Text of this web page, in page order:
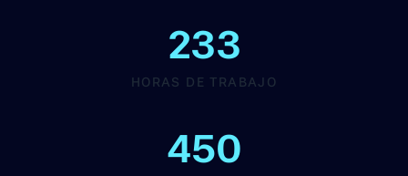
233
HORAS DE TRABAJO
450